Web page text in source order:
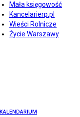
Mała księgowość
Kancelarierp.pl
Wieści Rolnicze
Życie Warszawy
KALENDARIUM